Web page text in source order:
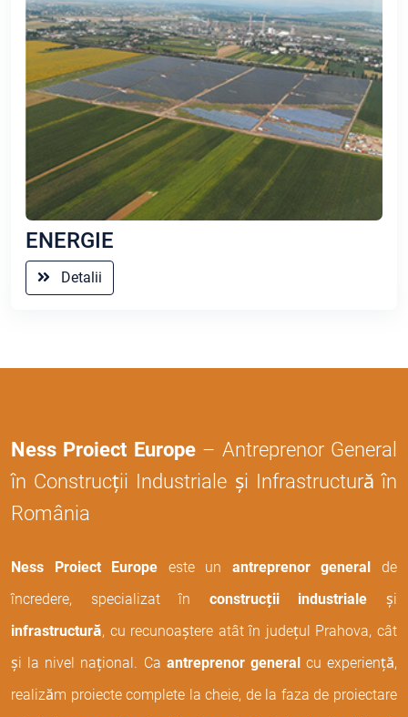
ENERGIE
Detalii
Ness Proiect Europe– Antreprenor General
în Construcții Industriale și Infrastructură în
România
Ness Proiect Europe este un antreprenor general
de
încredere, specializat în construcții industriale și
infrastructură, cu recunoaștere atât în județul Prahova, cât
și la nivel național. Ca antreprenor general cu experiență,
realizăm proiecte complete la cheie, de la faza de proiectare